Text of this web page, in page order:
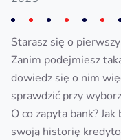
Starasz się o
Zanim podejmiesz
dowiedz się o nim
sprawdzić przy
O co zapyta bank?
swoją historię